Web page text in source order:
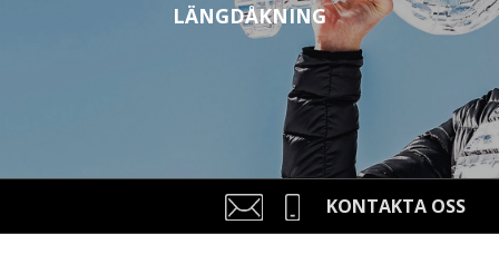
LÄNGDÅKNING
KONTAKTA OSS